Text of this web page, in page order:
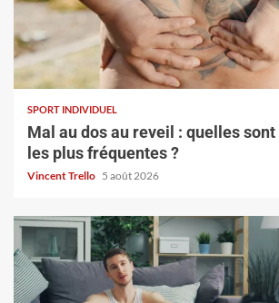
SPORT INDIVIDUEL
Mal au dos au reveil : quelles
les plus fréquentes ?
Vincent Trello 5 août 2026